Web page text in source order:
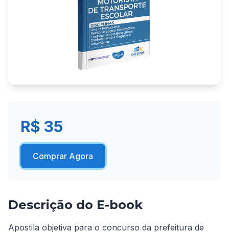
R$ 35
Comprar Agora
Descrição do E-book
Apostila objetiva para o concurso da prefeitura de